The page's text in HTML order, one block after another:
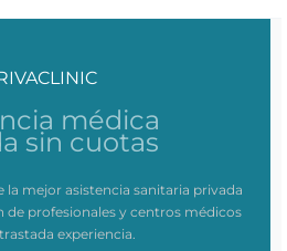
médica
sin cuotas
la mejor asistencia sanitaria privada
de profesionales y centros médicos
experiencia.